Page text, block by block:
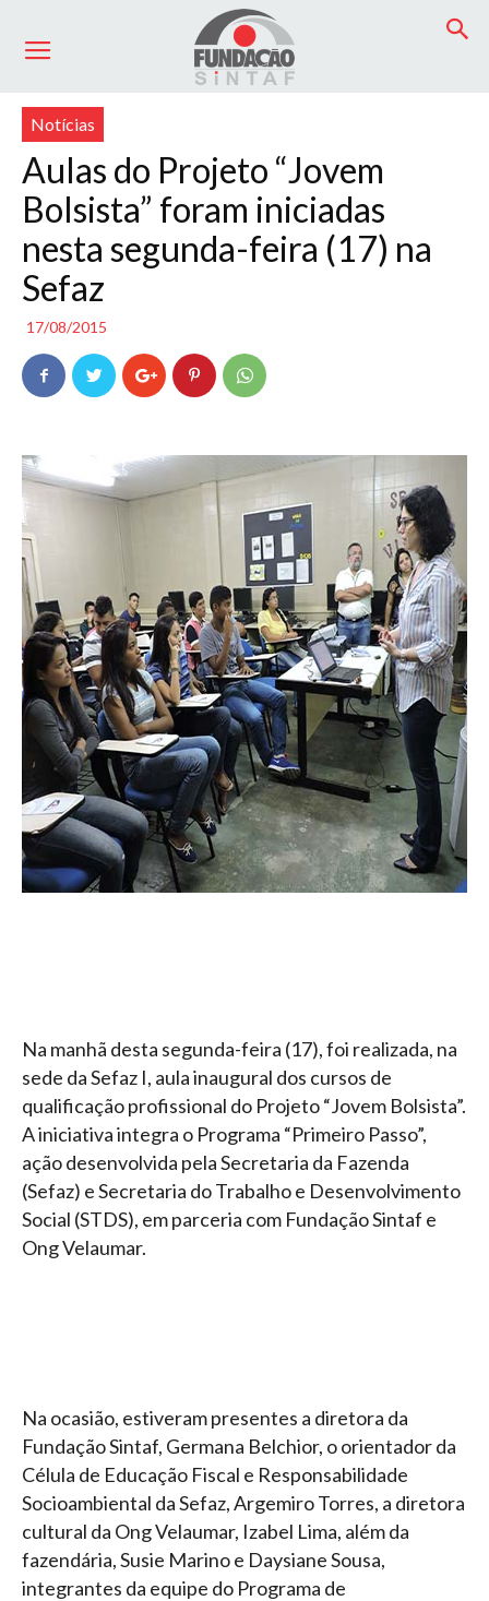
Notícias
Aulas do Projeto “Jovem
Bolsista” foram iniciadas
nesta segunda-feira (17) na
Sefaz
17/08/2015
Na manhã desta segunda-feira (17), foi realizada, na
sede da Sefaz I, aula inaugural dos cursos de
qualificação profissional do Projeto “Jovem Bolsista”.
A iniciativa integra o Programa “Primeiro Passo”,
ação desenvolvida pela Secretaria da Fazenda
(Sefaz) e Secretaria do Trabalho e Desenvolvimento
Social (STDS), em parceria com Fundação Sintaf e
Ong Velaumar.
Na ocasião, estiveram presentes a diretora da
Fundação Sintaf, Germana Belchior, o orientador da
Célula de Educação Fiscal e Responsabilidade
Socioambiental da Sefaz, Argemiro Torres, a diretora
cultural da Ong Velaumar, Izabel Lima, além da
fazendária, Susie Marino e Daysiane Sousa,
integrantes da equipe do Programa de